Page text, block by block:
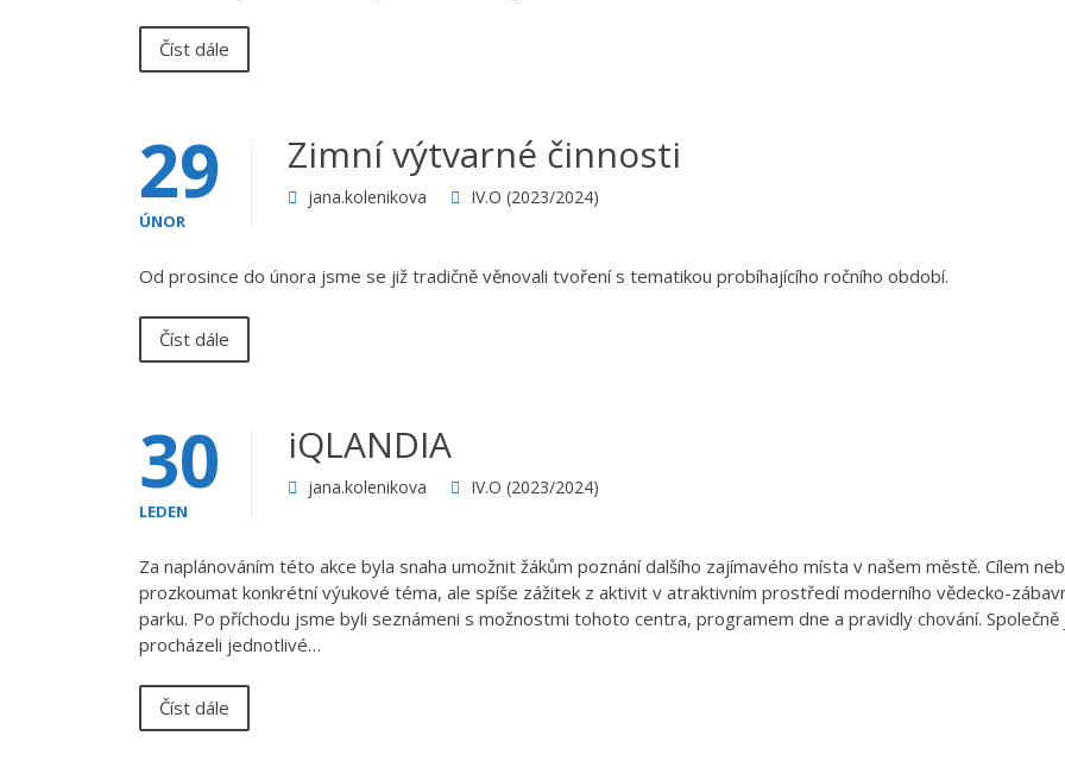
Číst dále
29
ÚNOR
Zimní výtvarné činnosti
jana.kolenikova IV.O (2023/2024)
Od prosince do února jsme se již tradičně věnovali tvoření s tematikou probíhajícího ročního období.
Číst dále
30
LEDEN
iQLANDIA
jana.kolenikova IV.O (2023/2024)
Za naplánováním této akce byla snaha umožnit žákům poznání dalšího zajímavého místa v našem městě. Cílem
prozkoumat konkrétní výukové téma, ale spíše zážitek z aktivit v atraktivním prostředí moderního vědecko-
parku. Po příchodu jsme byli seznámeni s možnostmi tohoto centra, programem dne a pravidly chování. Společně
procházeli jednotlivé…
Číst dále